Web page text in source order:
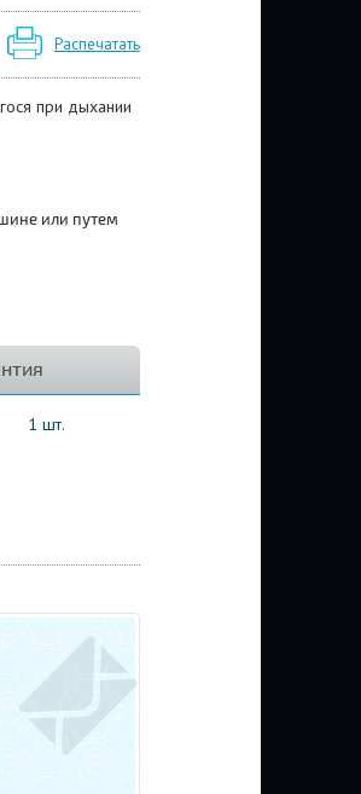
Распечатать
при дыхании
или путем
1 шт.